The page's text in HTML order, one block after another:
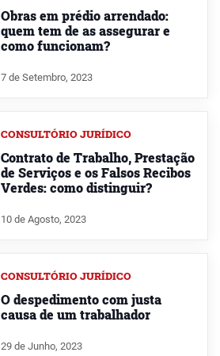
Obras em prédio arrendado:
quem tem de as assegurar e
como funcionam?
7 de Setembro, 2023
CONSULTÓRIO JURÍDICO
Contrato de Trabalho, Prestação
de Serviços e os Falsos Recibos
Verdes: como distinguir?
10 de Agosto, 2023
CONSULTÓRIO JURÍDICO
O despedimento com justa
causa de um trabalhador
29 de Junho, 2023